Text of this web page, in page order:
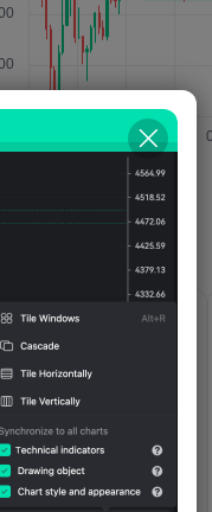
미국
주간
최초
실업
수당
청구
(SA)
미국
수당
청구
건수 4